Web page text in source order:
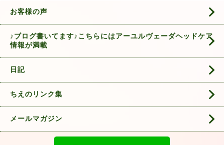
お客様の声
♪ブログ書いてます♪こちらにはアーユルヴェーダヘッドケア
情報が満載
日記
ちえのリンク集
メールマガジン